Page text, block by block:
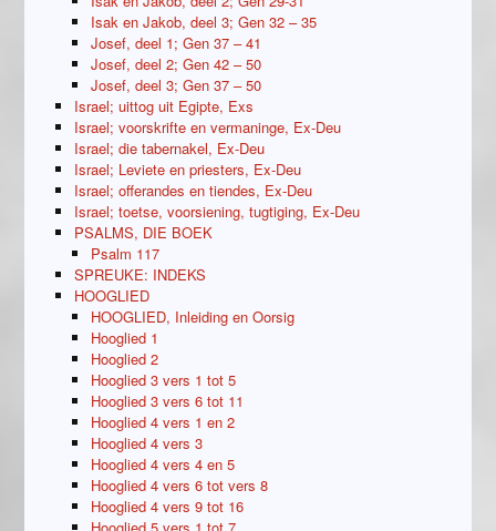
Isak en Jakob, deel 3; Gen 32 – 35
Josef, deel 1; Gen 37 – 41
Josef, deel 2; Gen 42 – 50
Josef, deel 3; Gen 37 – 50
Israel; uittog uit Egipte, Exs
Israel; voorskrifte en vermaninge, Ex-Deu
Israel; die tabernakel, Ex-Deu
Israel; Leviete en priesters, Ex-Deu
Israel; offerandes en tiendes, Ex-Deu
Israel; toetse, voorsiening, tugtiging, Ex-Deu
PSALMS, DIE BOEK
Psalm 117
SPREUKE: INDEKS
HOOGLIED
HOOGLIED, Inleiding en Oorsig
Hooglied 1
Hooglied 2
Hooglied 3 vers 1 tot 5
Hooglied 3 vers 6 tot 11
Hooglied 4 vers 1 en 2
Hooglied 4 vers 3
Hooglied 4 vers 4 en 5
Hooglied 4 vers 6 tot vers 8
Hooglied 4 vers 9 tot 16